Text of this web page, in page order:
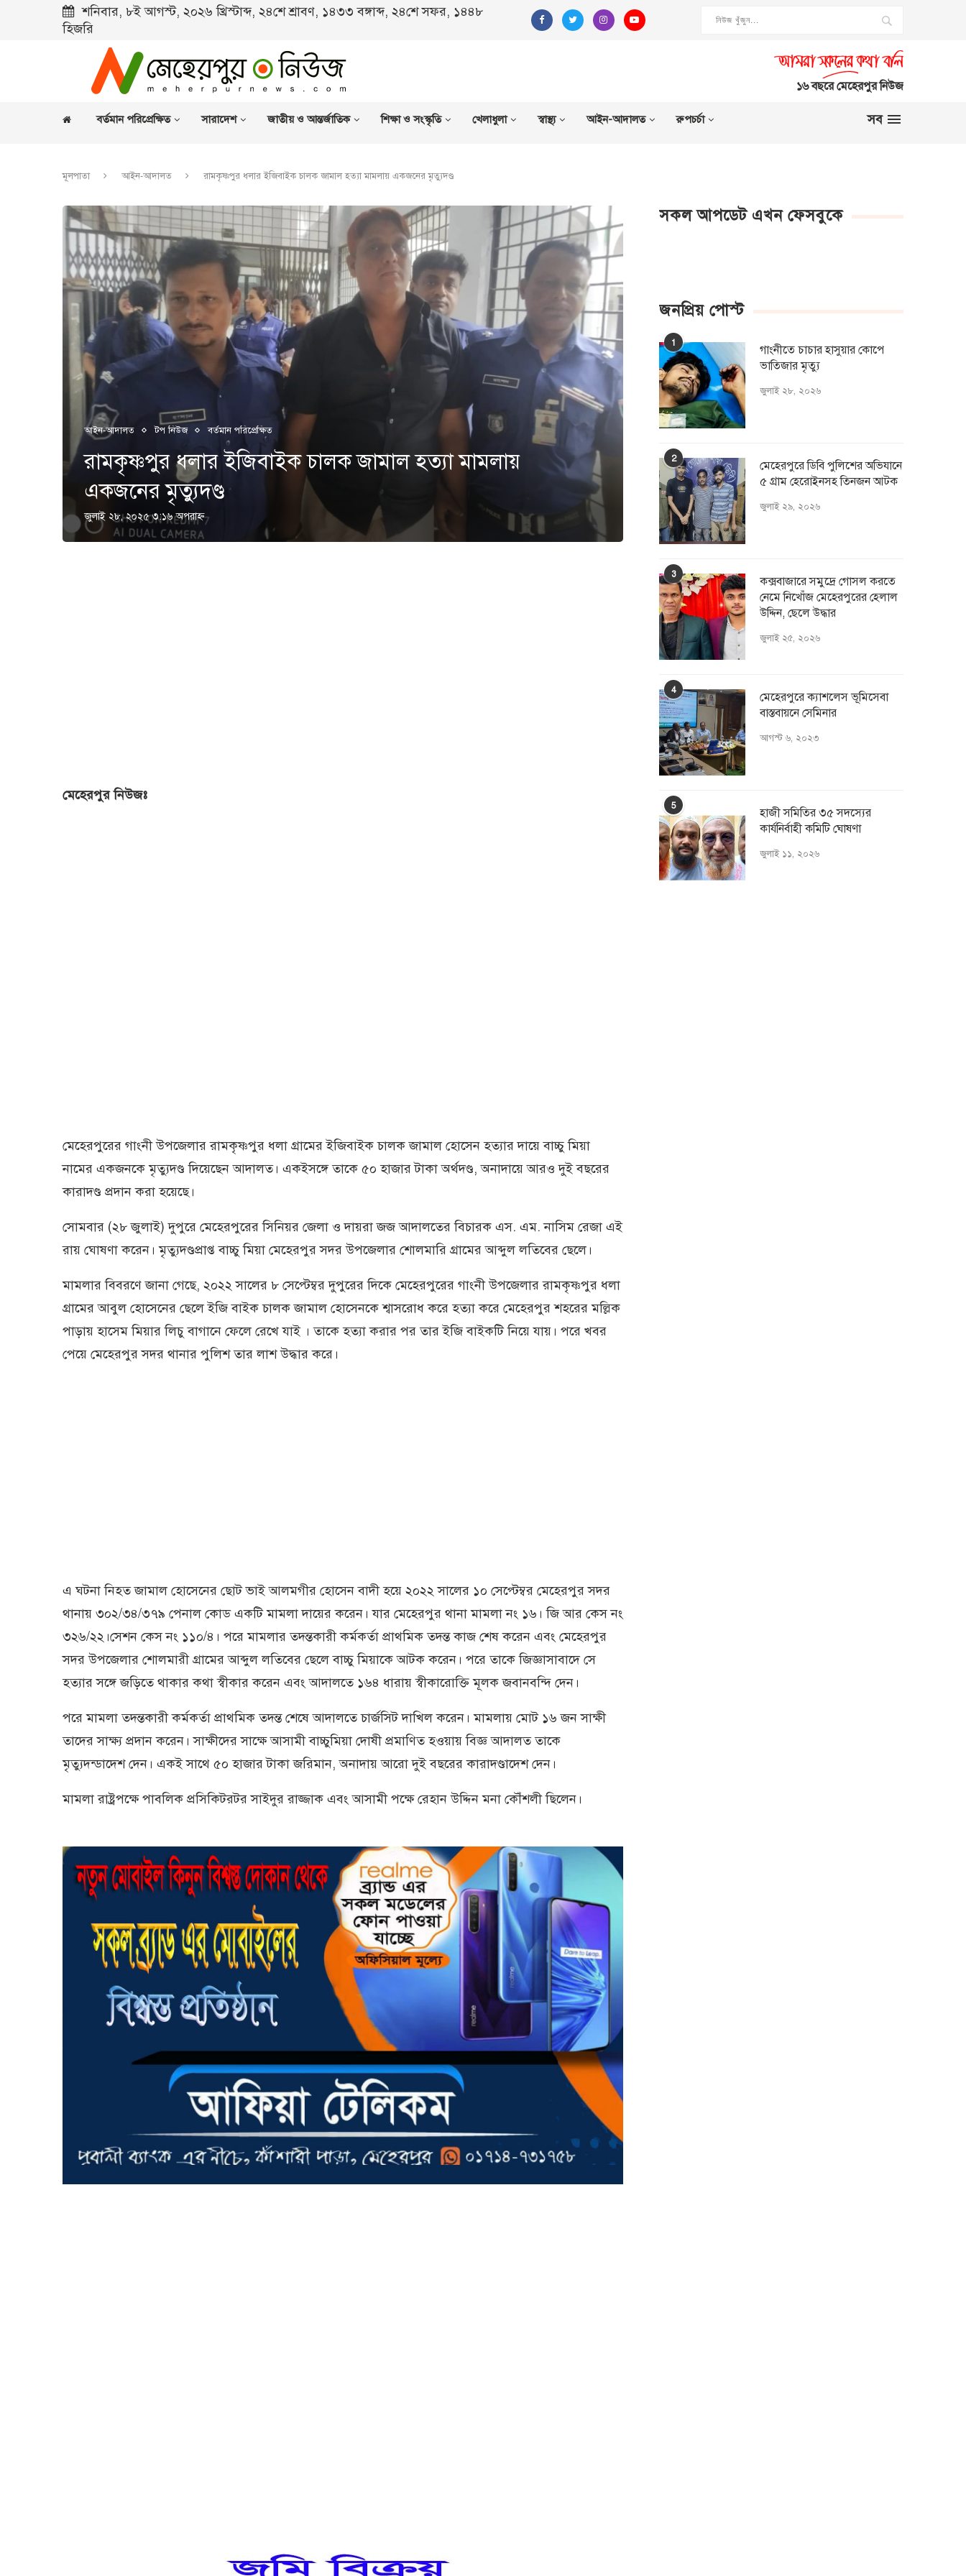
শনিবার, ৮ই আগস্ট, ২০২৬ খ্রিস্টাব্দ, ২৪শে শ্রাবণ, ১৪৩৩ বঙ্গাব্দ, ২৪শে সফর, ১৪৪৮
হিজরি
১৬ বছরে মেহেরপুর নিউজ
বর্তমান পরিপ্রেক্ষিত সারাদেশ জাতীয় ও আন্তর্জাতিক শিক্ষা ও সংস্কৃতি খেলাধুলা স্বাস্থ্য আইন-আদালত রুপচর্চা সব
মূলপাতা আইন-আদালত রামকৃষ্ণপুর ধলার ইজিবাইক চালক জামাল হত্যা মামলায় একজনের মৃত্যুদণ্ড
আইন-আদালত টপ নিউজ বর্তমান পরিপ্রেক্ষিত
রামকৃষ্ণপুর ধলার ইজিবাইক চালক জামাল হত্যা মামলায়
একজনের মৃত্যুদণ্ড
জুলাই ২৮, ২০২৫ ৩:১৬ অপরাহ্ণ
মেহেরপুর নিউজঃ
মেহেরপুরের গাংনী উপজেলার রামকৃষ্ণপুর ধলা গ্রামের ইজিবাইক চালক জামাল হোসেন হত্যার দায়ে বাচ্চু মিয়া
নামের একজনকে মৃত্যুদণ্ড দিয়েছেন আদালত। একইসঙ্গে তাকে ৫০ হাজার টাকা অর্থদণ্ড, অনাদায়ে আরও দুই বছরের
কারাদণ্ড প্রদান করা হয়েছে।
সোমবার (২৮ জুলাই) দুপুরে মেহেরপুরের সিনিয়র জেলা ও দায়রা জজ আদালতের বিচারক এস. এম. নাসিম রেজা এই
রায় ঘোষণা করেন। মৃত্যুদণ্ডপ্রাপ্ত বাচ্চু মিয়া মেহেরপুর সদর উপজেলার শোলমারি গ্রামের আব্দুল লতিবের ছেলে।
মামলার বিবরণে জানা গেছে, ২০২২ সালের ৮ সেপ্টেম্বর দুপুরের দিকে মেহেরপুরের গাংনী উপজেলার রামকৃষ্ণপুর ধলা
গ্রামের আবুল হোসেনের ছেলে ইজি বাইক চালক জামাল হোসেনকে শ্বাসরোধ করে হত্যা করে মেহেরপুর শহরের মল্লিক
পাড়ায় হাসেম মিয়ার লিচু বাগানে ফেলে রেখে যাই । তাকে হত্যা করার পর তার ইজি বাইকটি নিয়ে যায়। পরে খবর
পেয়ে মেহেরপুর সদর থানার পুলিশ তার লাশ উদ্ধার করে।
এ ঘটনা নিহত জামাল হোসেনের ছোট ভাই আলমগীর হোসেন বাদী হয়ে ২০২২ সালের ১০ সেপ্টেম্বর মেহেরপুর সদর
থানায় ৩০২/৩৪/৩৭৯ পেনাল কোড একটি মামলা দায়ের করেন। যার মেহেরপুর থানা মামলা নং ১৬। জি আর কেস নং
৩২৬/২২।সেশন কেস নং ১১০/৪। পরে মামলার তদন্তকারী কর্মকর্তা প্রাথমিক তদন্ত কাজ শেষ করেন এবং মেহেরপুর
সদর উপজেলার শোলমারী গ্রামের আব্দুল লতিবের ছেলে বাচ্চু মিয়াকে আটক করেন। পরে তাকে জিজ্ঞাসাবাদে সে
হত্যার সঙ্গে জড়িতে থাকার কথা স্বীকার করেন এবং আদালতে ১৬৪ ধারায় স্বীকারোক্তি মূলক জবানবন্দি দেন।
পরে মামলা তদন্তকারী কর্মকর্তা প্রাথমিক তদন্ত শেষে আদালতে চার্জসিট দাখিল করেন। মামলায় মোট ১৬ জন সাক্ষী
তাদের সাক্ষ্য প্রদান করেন। সাক্ষীদের সাক্ষে আসামী বাচ্চুমিয়া দোষী প্রমাণিত হওয়ায় বিজ্ঞ আদালত তাকে
মৃত্যুদন্ডাদেশ দেন। একই সাথে ৫০ হাজার টাকা জরিমান, অনাদায় আরো দুই বছরের কারাদণ্ডাদেশ দেন।
মামলা রাষ্ট্রপক্ষে পাবলিক প্রসিকিটরটর সাইদুর রাজ্জাক এবং আসামী পক্ষে রেহান উদ্দিন মনা কৌঁশলী ছিলেন।
সকল আপডেট এখন ফেসবুকে
জনপ্রিয় পোস্ট
1
গাংনীতে চাচার হাসুয়ার কােপে
ভাতিজার মৃত্যু
জুলাই ২৮, ২০২৬
2
মেহেরপুরে ডিবি পুলিশের অভিযানে
৫ গ্রাম হেরোইনসহ তিনজন আটক
জুলাই ২৯, ২০২৬
3
কক্সবাজারে সমুদ্রে গোসল করতে
নেমে নিখোঁজ মেহেরপুরের হেলাল
উদ্দিন, ছেলে উদ্ধার
জুলাই ২৫, ২০২৬
4
মেহেরপুরে ক্যাশলেস ভূমিসেবা
বাস্তবায়নে সেমিনার
আগস্ট ৬, ২০২৩
5
হাজী সমিতির ৩৫ সদস্যের
কার্যনির্বাহী কমিটি ঘোষণা
জুলাই ১১, ২০২৬